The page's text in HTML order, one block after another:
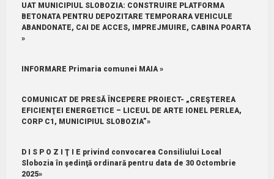
UAT MUNICIPIUL SLOBOZIA: CONSTRUIRE PLATFORMA
BETONATA PENTRU DEPOZITARE TEMPORARA VEHICULE
ABANDONATE, CAI DE ACCES, IMPREJMUIRE, CABINA POARTA
»
INFORMARE Primaria comunei MAIA »
COMUNICAT DE PRESĂ ÎNCEPERE PROIECT- „CREŞTEREA
EFICIENŢEI ENERGETICE – LICEUL DE ARTE IONEL PERLEA,
CORP C1, MUNICIPIUL SLOBOZIA”»
D I S P O Z I Ţ I E privind convocarea Consiliului Local
Slobozia în şedinţă ordinară pentru data de 30 Octombrie
2025»